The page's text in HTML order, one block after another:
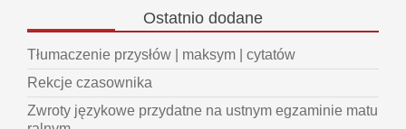
Ostatnio dodane
Tłumaczenie przysłów | maksym | cytatów
Rekcje czasownika
Zwroty językowe przydatne na ustnym egzaminie matu